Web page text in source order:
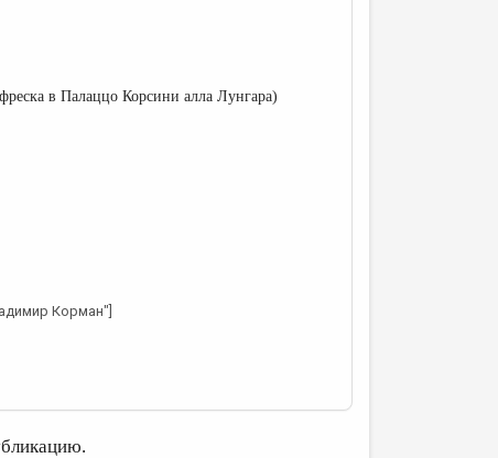
в Палаццо Корсини алла Лунгара)
Корман"]